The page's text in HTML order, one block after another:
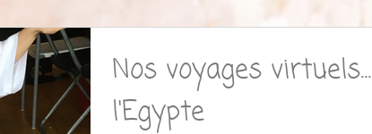
Nos voyages virtuels...
l'Egypte